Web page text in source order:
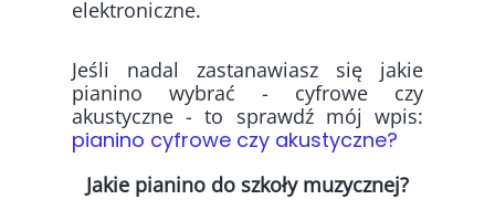
Jakie pianino do szkoły muzycznej?
elektroniczne.
Jeśli nadal zastanawiasz się jakie
pianino wybrać - cyfrowe czy
akustyczne - to sprawdź mój wpis:
pianino cyfrowe czy akustyczne?